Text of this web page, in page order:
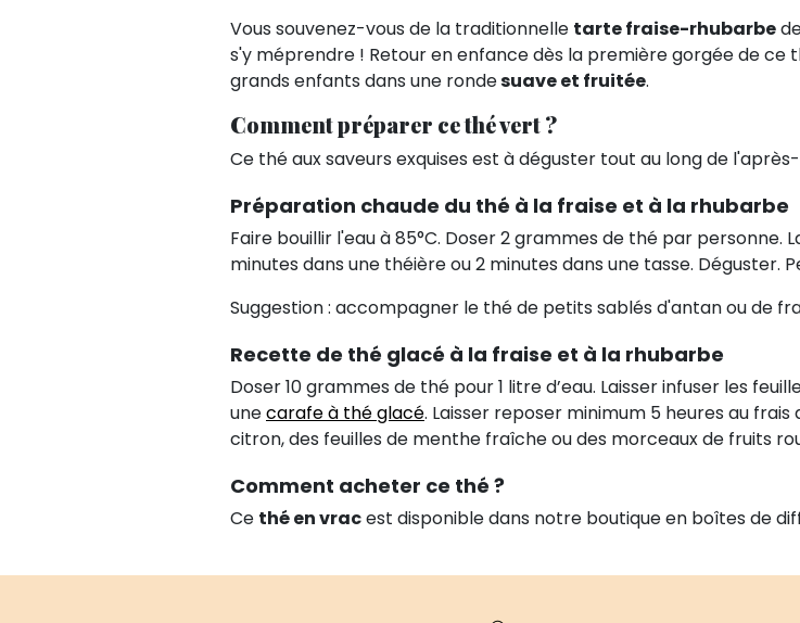
Vous souvenez-vous de la traditionnelle tarte fraise-rhubarbe
s'y méprendre ! Retour en enfance dès la première gorgée de ce
grands enfants dans une rondesuave et fruitée.
Comment préparer ce thé vert ?
Ce thé aux saveurs exquises est à déguster tout au long de
Préparation chaude du thé à la fraise et à la rhubarbe
Faire bouillir l'eau à 85°C. Doser 2 grammes de thé par personne.
minutes dans une théière ou 2 minutes dans une tasse. Déguster.
Suggestion : accompagner le thé de petits sablés d'antan ou de
Recette de thé glacé à la fraise et à la rhubarbe
Doser 10 grammes de thé pour 1 litre d’eau. Laisser infuser les
unecarafe à thé glacé. Laisser reposer minimum 5 heures au
citron, des feuilles de menthe fraîche ou des morceaux de fruits
Comment acheter ce thé ?
Ce thé en vracest disponible dans notre boutique en boîtes de